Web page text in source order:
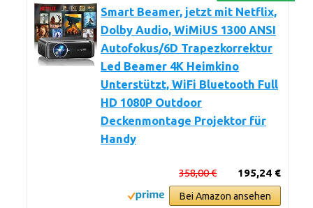
Smart Beamer, jetzt mit Netflix,
Dolby Audio, WiMiUS 1300 ANSI
Autofokus/6D Trapezkorrektur
Led Beamer 4K Heimkino
Unterstützt, WiFi Bluetooth Full
HD 1080P Outdoor
Deckenmontage Projektor für
Handy
195,24 €
358,00 €
Bei Amazon ansehen